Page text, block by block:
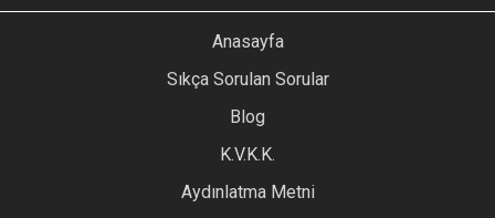
YORUM YAZ
Ürün resmi kalitesiz, bozuk veya görüntülenemiyor.
Ürün açıklamasında eksik bilgiler bulunuyor.
Ürün bilgilerinde hatalar bulunuyor.
Ürün fiyatı diğer sitelerden daha pahalı.
Anasayfa
Sıkça Sorulan Sorular
Blog
K.V.K.K.
Aydınlatma Metni